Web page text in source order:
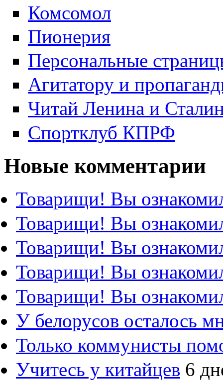
Комсомол
Пионерия
Персональные
Агитатору и
Читай Ленина и
Спортклуб КПРФ
Новые комментарии
Товарищи! Вы
Товарищи! Вы
Товарищи! Вы
Товарищи! Вы
Товарищи! Вы
У белорусов осталось
Только коммунисты
Учитесь у китайцев 6